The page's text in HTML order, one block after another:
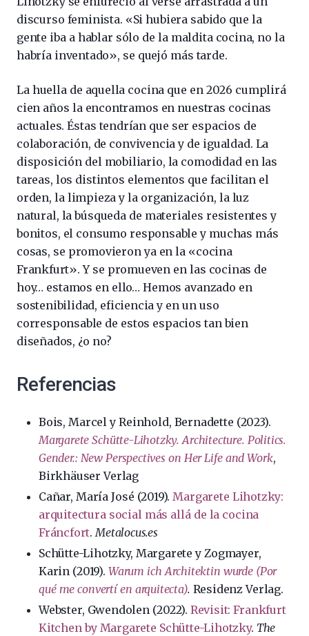
discurso feminista. «Si hubiera sabido que la
gente iba a hablar sólo de la maldita cocina, no la
habría inventado», se quejó más tarde.
La huella de aquella cocina que en 2026 cumplirá
cien años la encontramos en nuestras cocinas
actuales. Éstas tendrían que ser espacios de
colaboración, de convivencia y de igualdad. La
disposición del mobiliario, la comodidad en las
tareas, los distintos elementos que facilitan el
orden, la limpieza y la organización, la luz
natural, la búsqueda de materiales resistentes y
bonitos, el consumo responsable y muchas más
cosas, se promovieron ya en la «cocina
Frankfurt». Y se promueven en las cocinas de
hoy… estamos en ello… Hemos avanzado en
sostenibilidad, eficiencia y en un uso
corresponsable de estos espacios tan bien
diseñados, ¿o no?
Referencias
Bois, Marcel y Reinhold, Bernadette (2023).
Margarete Schütte-Lihotzky. Architecture. Politics.
Gender.: New Perspectives on Her Life and Work,
Birkhäuser Verlag
Cañar, María José (2019).Margarete Lihotzky:
arquitectura social más allá de la cocina
Fráncfort.Metalocus.es
Schütte-Lihotzky, Margarete y Zogmayer,
Karin (2019).Warum ich Architektin wurde (Por
qué me convertí en arquitecta). Residenz Verlag.
Webster, Gwendolen (2022). Revisit: Frankfurt
Kitchen by Margarete Schütte-Lihotzky. The